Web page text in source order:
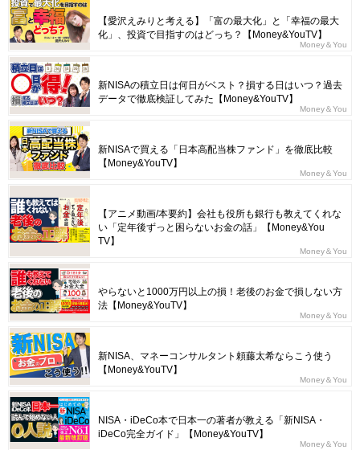
【愛沢えみりと考える】「富の最大化」と「幸福の最大
化」、投資で目指すのはどっち？【Money&YouTV】
Money＆You
新NISAの積立日は何日がベスト？損する日はいつ？過去
データで徹底検証してみた【Money&YouTV】
Money＆You
新NISAで買える「日本高配当株ファンド」を徹底比較
【Money&YouTV】
Money＆You
【アニメ動画/本要約】会社も役所も銀行も教えてくれな
い「定年後ずっと困らないお金の話」【Money&You
TV】
Money＆You
やらないと1000万円以上の損！老後のお金で損しない方
法【Money&YouTV】
Money＆You
新NISA、マネーコンサルタント頼藤太希ならこう使う
【Money&YouTV】
Money＆You
NISA・iDeCo本で日本一の著者が教える「新NISA・
iDeCo完全ガイド」【Money&YouTV】
Money＆You